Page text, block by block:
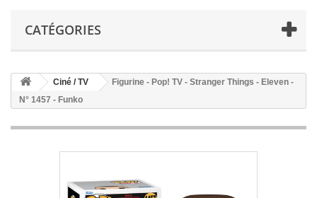
CATÉGORIES
Ciné / TV
Figurine - Pop! TV - Stranger Things - Eleven -
N° 1457 - Funko